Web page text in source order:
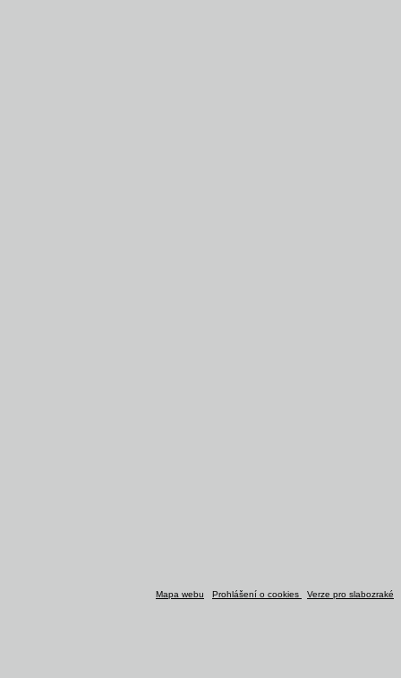
Mapa webu Prohlášení o cookies Verze pro slabozraké